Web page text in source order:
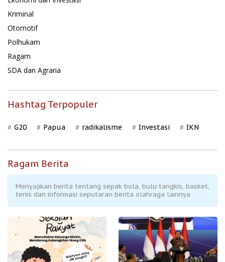
Kriminal
Otomotif
Polhukam
Ragam
SDA dan Agraria
Hashtag Terpopuler
G20 Papua radikalisme Investasi IKN
Ragam Berita
Menyajikan berita tentang sepak bola, bulu tangkis, basket,
tenis dan informasi seputaran berita olahraga lainnya